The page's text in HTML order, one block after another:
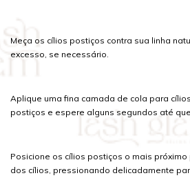
Meça os cílios postiços contra sua linha
excesso, se necessário.
Aplique uma fina camada de cola para
postiços e espere alguns segundos até
Posicione os cílios postiços o mais
dos cílios, pressionando delicadamente